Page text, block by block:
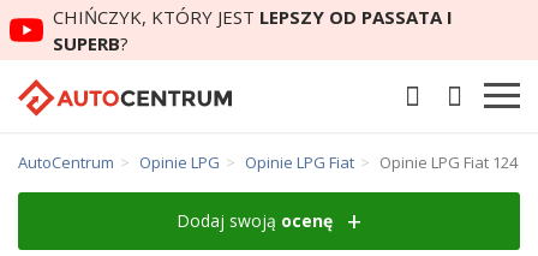
CHIŃCZYK, KTÓRY JEST LEPSZY OD PASSATA I
SUPERB?
AutoCentrum Opinie LPG Opinie LPG Fiat Opinie LPG Fiat 124
Dodaj swoją ocenę